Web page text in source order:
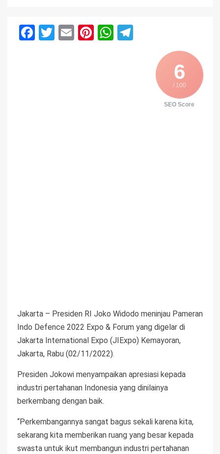
Facebook
Twitter
EmailPinterest
WhatsApp
6
/ 100
SEO Score
Jakarta – Presiden RI Joko Widodo meninjau Pameran
Indo Defence 2022 Expo & Forum yang digelar di
Jakarta International Expo (JIExpo) Kemayoran,
Jakarta, Rabu (02/11/2022).
Presiden Jokowi menyampaikan apresiasi kepada
industri pertahanan Indonesia yang dinilainya
berkembang dengan baik.
“Perkembangannya sangat bagus sekali karena kita,
sekarang kita memberikan ruang yang besar kepada
swasta untuk ikut membangun industri pertahanan